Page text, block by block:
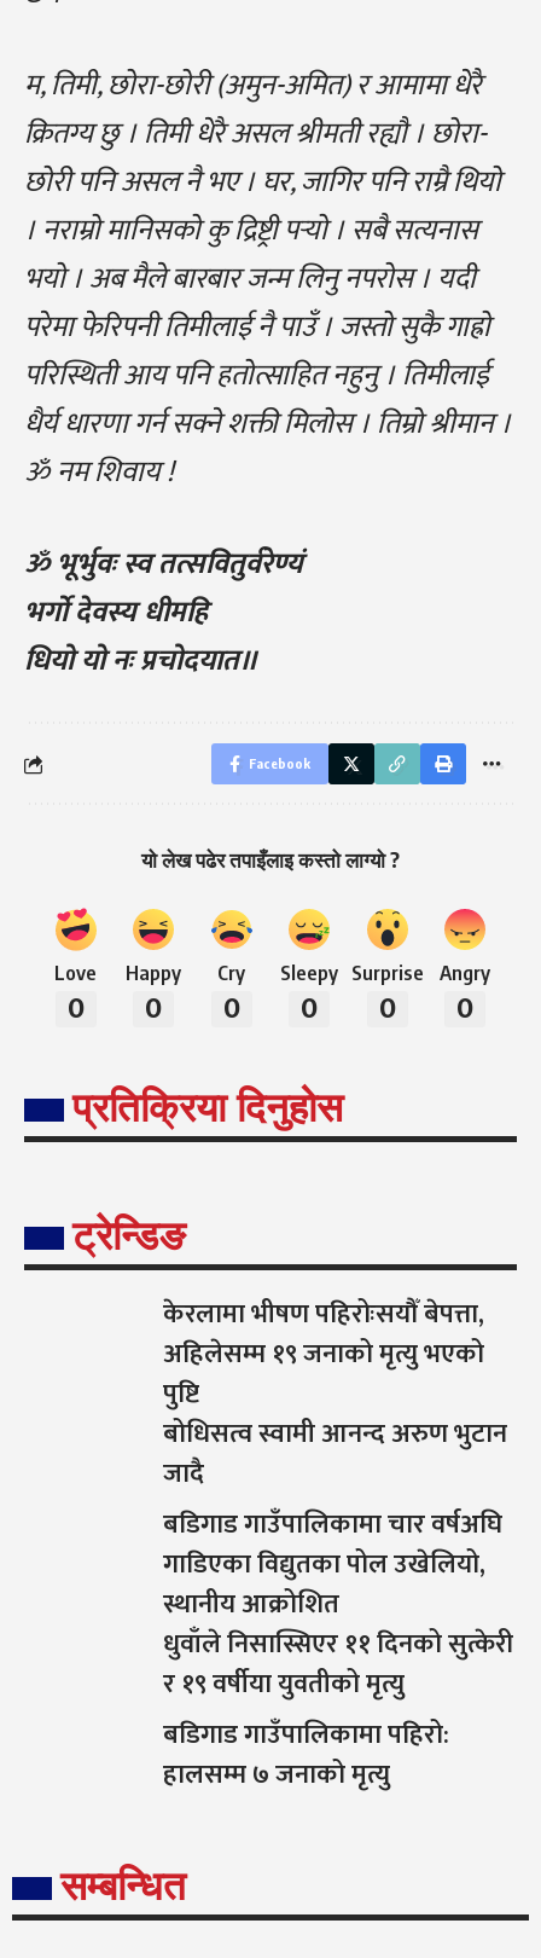
म, तिमी, छोरा-छोरी (अमुन-अमित) र आमामा धेरै
क्रितग्य छु । तिमी धेरै असल श्रीमती रह्यौ । छोरा-
छोरी पनि असल नै भए । घर, जागिर पनि राम्रै थियो
। नराम्रो मानिसको कु द्रिष्ट्री पर्‍यो । सबै सत्यनास
भयो । अब मैले बारबार जन्म लिनु नपरोस । यदी
परेमा फेरिपनी तिमीलाई नै पाउँ । जस्तो सुकै गाह्रो
परिस्थिती आय पनि हतोत्साहित नहुनु । तिमीलाई
धैर्य धारणा गर्न सक्ने शक्ती मिलोस । तिम्रो श्रीमान ।
ॐ नम शिवाय !
ॐ भूर्भुवः स्व तत्सवितुर्वरेण्यं
भर्गो देवस्य धीमहि
धियो यो नः प्रचोदयात॥
Facebook
यो लेख पढेर तपाइँलाइ कस्तो लाग्यो ?
Love
0
Happy
0
Cry
0
Sleepy
0
Surprise
0
Angry
0
प्रतिक्रिया दिनुहोस
ट्रेन्डिङ
केरलामा भीषण पहिरोःसयौँ बेपत्ता,
अहिलेसम्म १९ जनाको मृत्यु भएको
पुष्टि
बोधिसत्व स्वामी आनन्द अरुण भुटान
जादै
बडिगाड गाउँपालिकामा चार वर्षअघि
गाडिएका विद्युतका पोल उखेलियो,
स्थानीय आक्रोशित
धुवाँले निसास्सिएर ११ दिनको सुत्केरी
र १९ वर्षीया युवतीको मृत्यु
बडिगाड गाउँपालिकामा पहिरो:
हालसम्म ७ जनाको मृत्यु
सम्बन्धित